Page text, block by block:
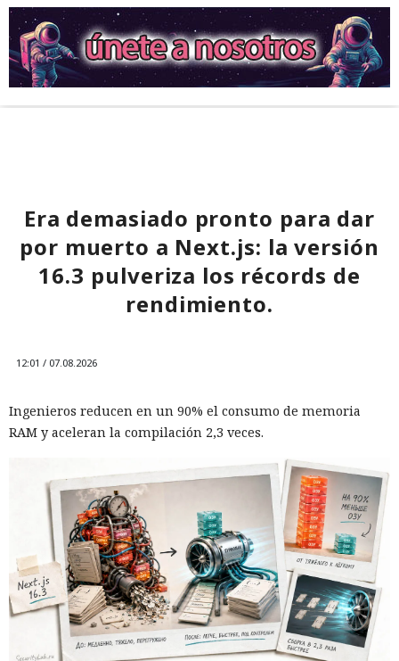
Era demasiado pronto para dar
por muerto a Next.js: la versión
16.3 pulveriza los récords de
rendimiento.
12:01 / 07.08.2026
Ingenieros reducen en un 90% el consumo de memoria
RAM y aceleran la compilación 2,3 veces.